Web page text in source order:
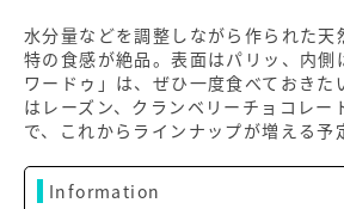
水分量などを調整しながら作られた天
特の食感が絶品。表面はパリッ、内側
ワードゥ」は、ぜひ一度食べておきた
はレーズン、クランベリーチョコレー
で、これからラインナップが増える予
Information